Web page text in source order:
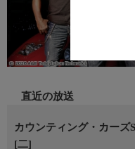
直近の放送
カウンティング・カーズ
[二]